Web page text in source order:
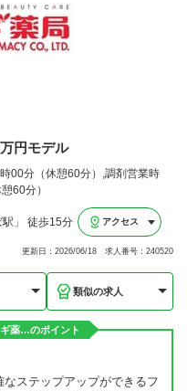
円モデル
00分（休憩60分）,調剤営業時
60分）
」 徒歩15分 アクセス
更新日：2026/06/18 求人番号：240520
類似の求人
薬…のポイント
ステップアップができるフ